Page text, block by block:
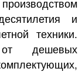
и
техники.
дешевых